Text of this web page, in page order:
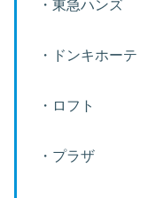
・東急ハンズ
・ドンキホーテ
・ロフト
・プラザ